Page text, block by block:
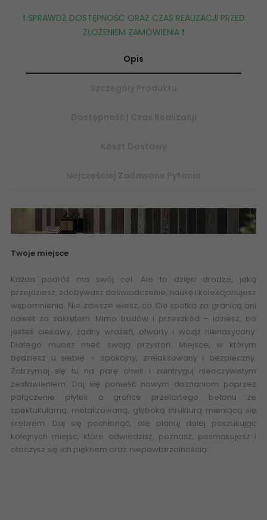
❗️ SPRAWDŹ DOSTĘPNOŚĆ ORAZ CZAS REALIZACJI PRZED
ZŁOŻENIEM ZAMÓWIENIA ❗️
Opis
Twoje miejsce
Każda podróż ma swój cel. Ale to dzięki drodze, jaką
przejdziesz, zdobywasz doświadczenie, naukę i kolekcjonujesz
wspomnienia. Nie zawsze wiesz, co Cię spotka za granicą ani
nawet za zakrętem. Mimo trudów i przeszkód – idziesz, bo
jesteś ciekawy, żądny wrażeń, otwarty i wciąż nienasycony.
Dlatego musisz mieć swoją przystań. Miejsce, w którym
będziesz u siebie – spokojny, zrelaksowany i bezpieczny.
Zatrzymaj się tu na parę chwil i zaintryguj nieoczywistym
zestawieniem. Daj się ponieść nowym doznaniom poprzez
połączenie płytek o grafice przetartego betonu ze
spektakularną, metalizowaną, głęboką strukturą mieniącą się
srebrem. Daj się pochłonąć, ale planuj dalej poszukując
kolejnych miejsc, które odwiedzisz, poznasz, posmakujesz i
otoczysz się ich pięknem oraz niepowtarzalnością.